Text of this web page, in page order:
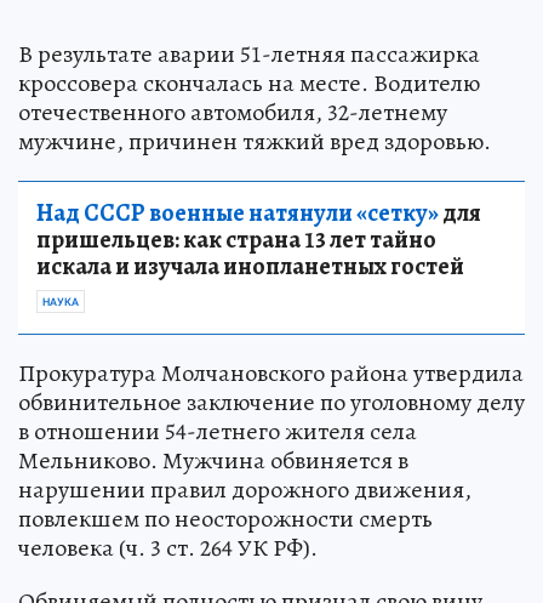
В результате аварии 51-летняя пассажирка
кроссовера скончалась на месте. Водителю
отечественного автомобиля, 32-летнему
мужчине, причинен тяжкий вред здоровью.
Над СССР военные натянули «сетку»для
пришельцев: как страна 13 лет тайно
искала и изучала инопланетных гостей
НАУКА
Прокуратура Молчановского района утвердила
обвинительное заключение по уголовному делу
в отношении 54-летнего жителя села
Мельниково. Мужчина обвиняется в
нарушении правил дорожного движения,
повлекшем по неосторожности смерть
человека (ч. 3 ст. 264 УК РФ).